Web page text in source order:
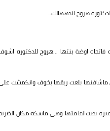
هروح اندههالك..
اوضة بنتها ...هروح للدكتوره
ماشافتها بلعت ريقها بخوف وانكمشت
بصت لمامتها وهى ماسكه مكان